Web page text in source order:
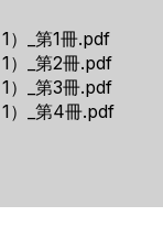
）_第1冊.pdf
）_第2冊.pdf
）_第3冊.pdf
）_第4冊.pdf